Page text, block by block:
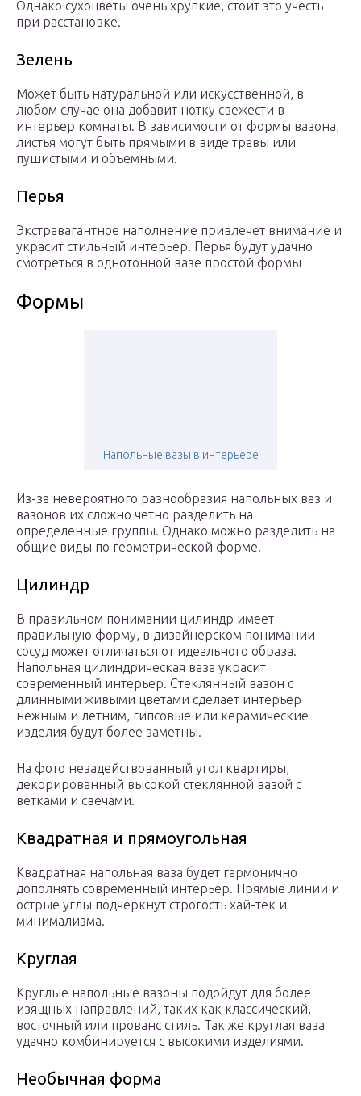
Однако сухоцветы очень хрупкие, стоит это учесть
при расстановке.
Зелень
Может быть натуральной или искусственной, в
любом случае она добавит нотку свежести в
интерьер комнаты. В зависимости от формы вазона,
листья могут быть прямыми в виде травы или
пушистыми и объемными.
Перья
Экстравагантное наполнение привлечет внимание и
украсит стильный интерьер. Перья будут удачно
смотреться в однотонной вазе простой формы
Формы
Напольные вазы в интерьере
Из-за невероятного разнообразия напольных ваз и
вазонов их сложно четно разделить на
определенные группы. Однако можно разделить на
общие виды по геометрической форме.
Цилиндр
В правильном понимании цилиндр имеет
правильную форму, в дизайнерском понимании
сосуд может отличаться от идеального образа.
Напольная цилиндрическая ваза украсит
современный интерьер. Стеклянный вазон с
длинными живыми цветами сделает интерьер
нежным и летним, гипсовые или керамические
изделия будут более заметны.
На фото незадействованный угол квартиры,
декорированный высокой стеклянной вазой с
ветками и свечами.
Квадратная и прямоугольная
Квадратная напольная ваза будет гармонично
дополнять современный интерьер. Прямые линии и
острые углы подчеркнут строгость хай-тек и
минимализма.
Круглая
Круглые напольные вазоны подойдут для более
изящных направлений, таких как классический,
восточный или прованс стиль. Так же круглая ваза
удачно комбинируется с высокими изделиями.
Необычная форма